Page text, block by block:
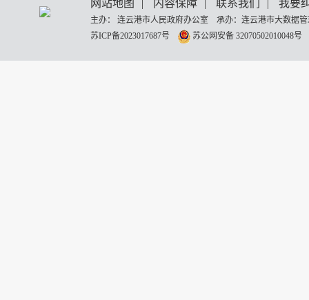
网站地图 | 内容保障 | 联系我们 | 我要
主办： 连云港市人民政府办公室 承办：连云港市大数据
苏ICP备2023017687号
苏公网安备 32070502010048号